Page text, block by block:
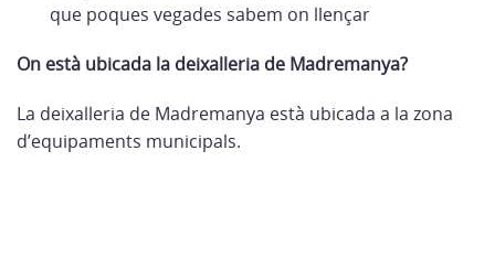
que poques vegades sabem on llençar
On està ubicada la deixalleria de Madremanya?
La deixalleria de Madremanya està ubicada a la zona
d’equipaments municipals.